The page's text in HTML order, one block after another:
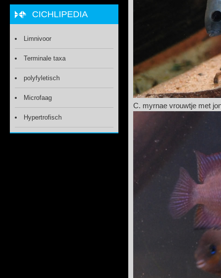
C. myrnae vrouwtje met
CICHLIPEDIA
Limnivoor
Terminale taxa
polyfyletisch
Microfaag
Hypertrofisch